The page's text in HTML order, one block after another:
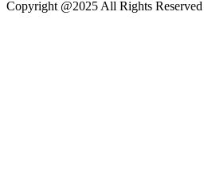
Copyright @2025 All Rights